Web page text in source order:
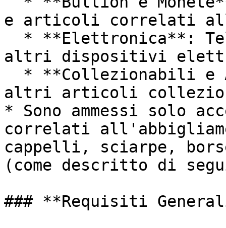
e articoli correlati
altri dispositivi
altri articoli
* Sono ammessi solo
correlati
cappelli, sciarpe,
(come descritto di
### **Requisiti